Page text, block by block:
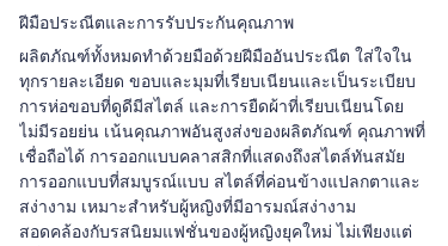
ฝีมือประณีตและการรับประกันคุณภาพ
ผลิตภัณฑ์ทั้งหมดทำด้วยมือด้วยฝีมืออันประณีต ใส่ใจใน
ทุกรายละเอียด ขอบและมุมที่เรียบเนียนและเป็นระเบียบ
การห่อขอบที่ดูดีมีสไตล์ และการยืดผ้าที่เรียบเนียนโดย
ไม่มีรอยย่น เน้นคุณภาพอันสูงส่งของผลิตภัณฑ์ คุณภาพที่
เชื่อถือได้ การออกแบบคลาสสิกที่แสดงถึงสไตล์ทันสมัย
การออกแบบที่สมบูรณ์แบบ สไตล์ที่ค่อนข้างแปลกตาและ
สง่างาม เหมาะสำหรับผู้หญิงที่มีอารมณ์สง่างาม
สอดคล้องกับรสนิยมแฟชั่นของผู้หญิงยุคใหม่ ไม่เพียงแต่